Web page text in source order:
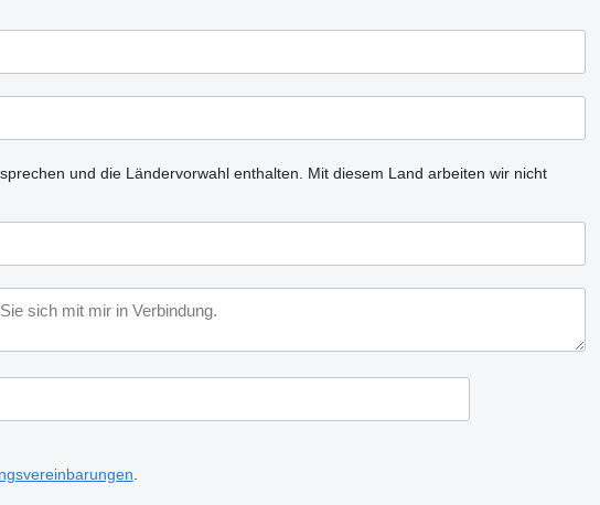
und die Ländervorwahl enthalten.
Mit diesem Land arbeiten wir nicht